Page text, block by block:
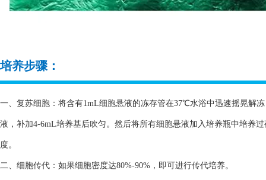
培养步骤：
一、复苏细胞：将含有1mL细胞悬液的冻存管在37℃水浴中迅速摇晃解
液，补加4-6mL培养基后吹匀。然后将所有细胞悬液加入培养瓶中培养
度。
二、细胞传代：如果细胞密度达80%-90%，即可进行传代培养。